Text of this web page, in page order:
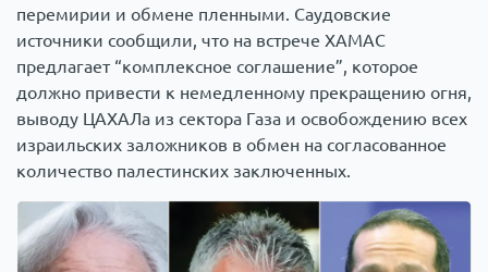
перемирии и обмене пленными. Саудовские
источники сообщили, что на встрече ХАМАС
предлагает “комплексное соглашение”, которое
должно привести к немедленному прекращению огня,
выводу ЦАХАЛа из сектора Газа и освобождению всех
израильских заложников в обмен на согласованное
количество палестинских заключенных.